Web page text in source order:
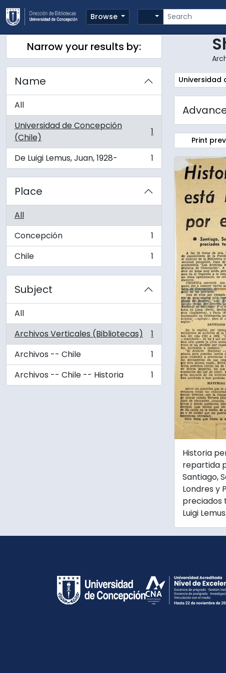
Skip to main content
Browse
Search
Search options
Narrow your results by:
Name
All
Universidad de Concepción
(Chile)
, 1 results 1
De Luigi Lemus, Juan, 1928-
, 1 results 1
Place
All
Concepción
, 1 results
1
Chile
, 1 results 1
Subject
All
Archivos Verticales (Bibliotecas)
, 1 results
1
Archivos -- Chile
, 1 results
1
Archivos -- Chile -- Historia
, 1 results 1
Remove
Universidad
Print
Historia
repartida
Santiago,
Londres y
preciados
Luigi Lemus.